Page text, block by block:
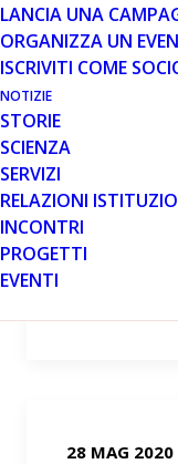
LANCIA UNA
ORGANIZZA UN
ISCRIVITI COME
NOTIZIE
STORIE
SCIENZA
SERVIZI
RELAZIONI
INCONTRI
PROGETTI
EVENTI
29 MAG 2020
Niko
Progettato e
Dolomite
realizzare su
28 MAG 2020